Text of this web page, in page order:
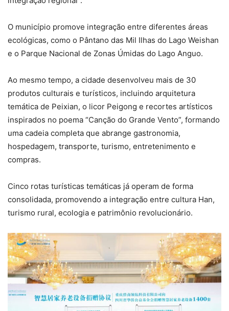
O município promove integração entre diferentes áreas
ecológicas, como o Pântano das Mil Ilhas do Lago Weishan
e o Parque Nacional de Zonas Úmidas do Lago Anguo.
Ao mesmo tempo, a cidade desenvolveu mais de 30
produtos culturais e turísticos, incluindo arquitetura
temática de Peixian, o licor Peigong e recortes artísticos
inspirados no poema “Canção do Grande Vento”, formando
uma cadeia completa que abrange gastronomia,
hospedagem, transporte, turismo, entretenimento e
compras.
Cinco rotas turísticas temáticas já operam de forma
consolidada, promovendo a integração entre cultura Han,
turismo rural, ecologia e patrimônio revolucionário.